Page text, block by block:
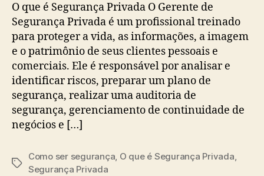
O que é Segurança Privada O Gerente de
Segurança Privada é um profissional treinado
para proteger a vida, as informações, a imagem
e o patrimônio de seus clientes pessoais e
comerciais. Ele é responsável por analisar e
identificar riscos, preparar um plano de
segurança, realizar uma auditoria de
segurança, gerenciamento de continuidade de
negócios e […]
Etiquetas
Como ser segurança, O que é Segurança Privada,
Segurança Privada